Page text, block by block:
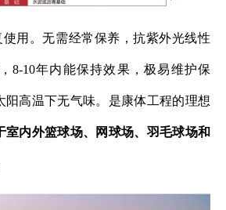
用。无需经常保养，抗紫外光线性
8-10年内能保持效果，极易维护保
阳高温下无气味。是康体工程的理想
室内外篮球场、网球场、羽毛球场和